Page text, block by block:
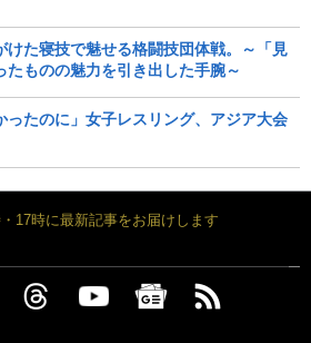
けた寝技で魅せる格闘技団体戦。～「見
たものの魅力を引き出した手腕～
ったのに」女子レスリング、アジア大会
17時に最新記事をお届けします